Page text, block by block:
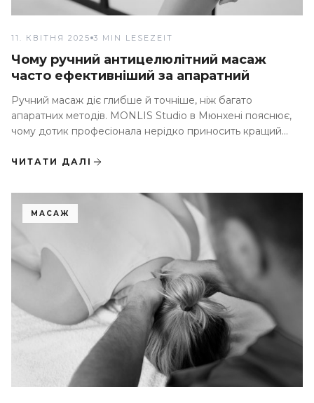
11. КВІТНЯ 2025 3 MIN LESEZEIT
Чому ручний антицелюлітний масаж
часто ефективніший за апаратний
Ручний масаж діє глибше й точніше, ніж багато
апаратних методів. MONLIS Studio в Мюнхені пояснює,
чому дотик професіонала нерідко приносить кращий
ЧИТАТИ ДАЛІ
МАСАЖ